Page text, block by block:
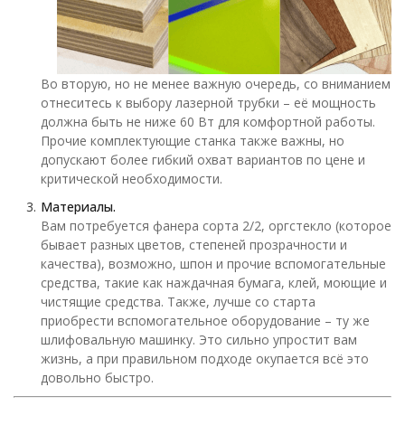
Во вторую, но не менее важную очередь, со вниманием
отнеситесь к выбору лазерной трубки – её мощность
должна быть не ниже 60 Вт для комфортной работы.
Прочие комплектующие станка также важны, но
допускают более гибкий охват вариантов по цене и
критической необходимости.
Материалы.
Вам потребуется фанера сорта 2/2, оргстекло (которое
бывает разных цветов, степеней прозрачности и
качества), возможно, шпон и прочие вспомогательные
средства, такие как наждачная бумага, клей, моющие и
чистящие средства. Также, лучше со старта
приобрести вспомогательное оборудование – ту же
шлифовальную машинку. Это сильно упростит вам
жизнь, а при правильном подходе окупается всё это
довольно быстро.